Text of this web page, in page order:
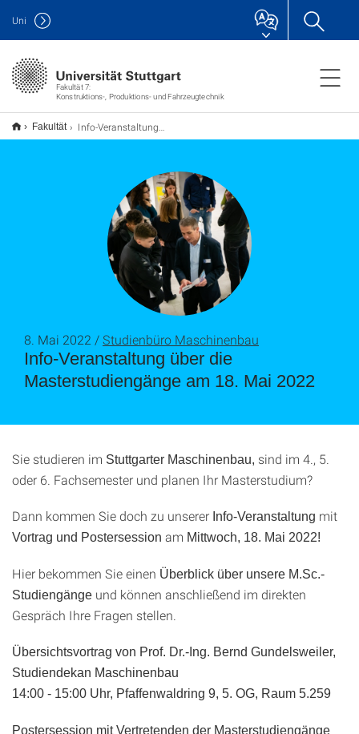
Fakultät 7:
Konstruktions-, Produktions- und Fahrzeugtechnik
Uni
Fakultät Info-Veranstaltung über die Masterstudiengänge am 18. Mai 2022
Info-Veranstaltung über die
Masterstudiengänge am 18. Mai 2022
8. Mai 2022 /Studienbüro Maschinenbau
Sie studieren im Stuttgarter Maschinenbau, sind im 4., 5.
oder 6. Fachsemester und planen Ihr Masterstudium?
Dann kommen Sie doch zu unserer Info-Veranstaltung mit
Vortrag und Postersession am Mittwoch, 18. Mai 2022!
Hier bekommen Sie einen Überblick über unsere M.Sc.-
Studiengänge und können anschließend im direkten
Gespräch Ihre Fragen stellen.
Übersichtsvortrag von Prof. Dr.-Ing. Bernd Gundelsweiler,
Studiendekan Maschinenbau
14:00 - 15:00 Uhr, Pfaffenwaldring 9, 5. OG, Raum 5.259
Postersession mit Vertretenden der Masterstudiengänge